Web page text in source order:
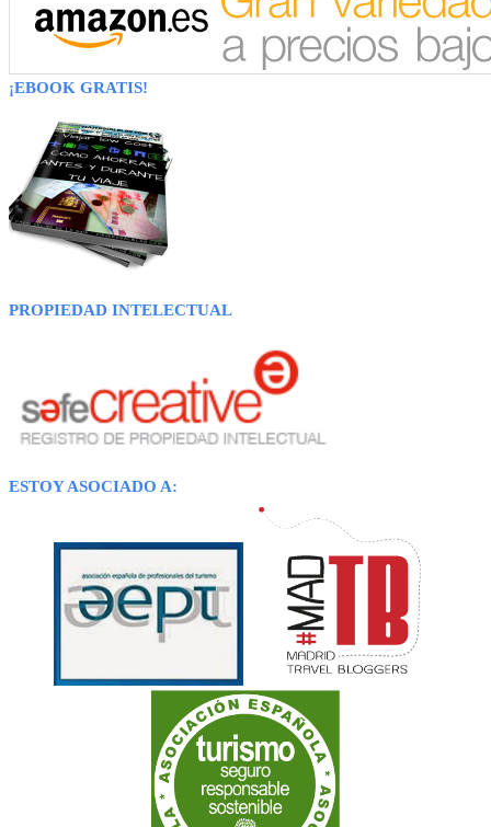
¡EBOOK GRATIS!
PROPIEDAD INTELECTUAL
ESTOY ASOCIADO A: